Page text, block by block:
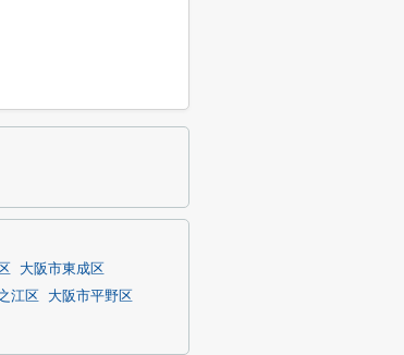
大阪市東成区
江区
大阪市平野区